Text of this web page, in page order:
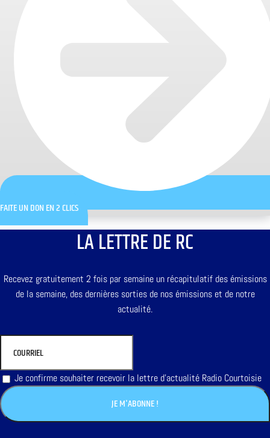
FAITE UN DON EN 2 CLICS
LA LETTRE DE RC
Recevez gratuitement 2 fois par semaine un récapitulatif des émissions
de la semaine, des dernières sorties de nos émissions et de notre
actualité.
Je confirme souhaiter recevoir la lettre d'actualité Radio Courtoisie